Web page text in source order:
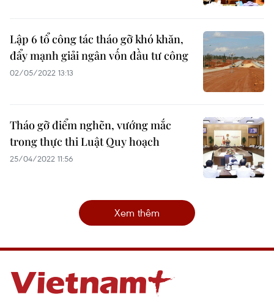
Lập 6 tổ công tác tháo gỡ khó khăn,
đẩy mạnh giải ngân vốn đầu tư công
02/05/2022 13:13
Tháo gỡ điểm nghẽn, vướng mắc
trong thực thi Luật Quy hoạch
25/04/2022 11:56
Xem thêm